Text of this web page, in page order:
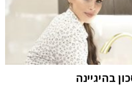
בהיגיינה